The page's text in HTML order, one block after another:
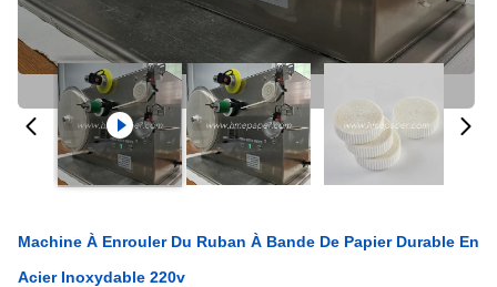
Machine À Enrouler Du Ruban À Bande De Papier Durable En
Acier Inoxydable 220v